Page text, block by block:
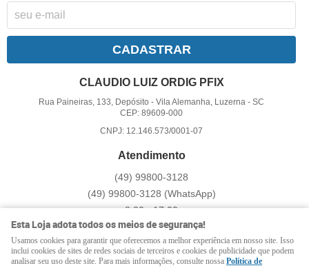
CADASTRAR
CLAUDIO LUIZ ORDIG PFIX
Rua Paineiras, 133, Depósito -Vila Alemanha, Luzerna -SC
CEP: 89609-000
CNPJ: 12.146.573/0001-07
Atendimento
(49) 99800-3128
(49) 99800-3128 (WhatsApp)
8:00 - 17:00
pfix@pfix.com.br
LOJA VIRTUAL CRIADA POR
Esta Loja adota todos os meios de segurança!
Usamos cookies para garantir que oferecemos a melhor experiência em nosso site. Isso
inclui cookies de sites de redes sociais de terceiros e cookies de publicidade que podem
analisar seu uso deste site. Para mais informações, consulte nossa Política de